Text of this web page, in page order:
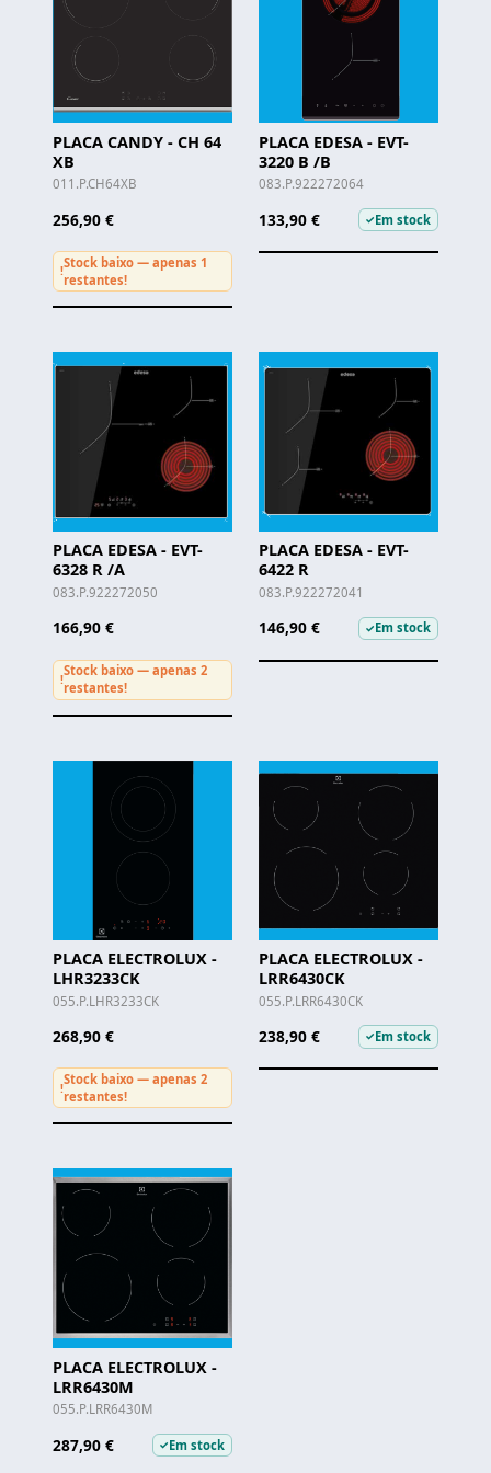
PLACA CANDY - CH 64
XB
011.P.CH64XB
256,90 €
!
Stock baixo — apenas 1
restantes!
PLACA EDESA - EVT-
3220 B /B
083.P.922272064
133,90 € ✓Em stock
PLACA EDESA - EVT-
6328 R /A
083.P.922272050
166,90 €
!
Stock baixo — apenas 2
restantes!
PLACA EDESA - EVT-
6422 R
083.P.922272041
146,90 € ✓Em stock
PLACA ELECTROLUX -
LHR3233CK
055.P.LHR3233CK
268,90 €
!
Stock baixo — apenas 2
restantes!
PLACA ELECTROLUX -
LRR6430CK
055.P.LRR6430CK
238,90 € ✓Em stock
PLACA ELECTROLUX -
LRR6430M
055.P.LRR6430M
287,90 € ✓Em stock